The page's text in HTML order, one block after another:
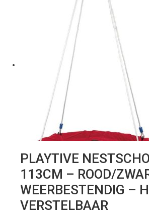
PLAYTIVE
113CM – ROOD/
WEERBESTENDIG –
VERSTELBAAR